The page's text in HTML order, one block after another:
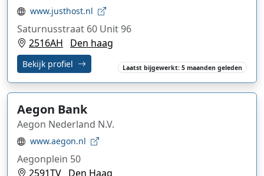
www.justhost.nl
Saturnusstraat 60 Unit 96
2516AH
Den haag
Bekijk profiel Laatst bijgewerkt: 5 maanden geleden
Aegon Bank
Aegon Nederland N.V.
www.aegon.nl
Aegonplein 50
2591TV Den Haag